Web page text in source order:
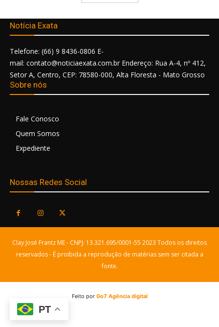
Notícia Exata
Telefone: (66) 9 8436-0806 E-
mail: contato@noticiaexata.com.br Endereço: Rua A-4, nº 412,
Setor A, Centro, CEP: 78580-000, Alta Floresta - Mato Grosso
Sobre nós
Fale Conosco
Quem Somos
Expediente
Nossas Redes Social
Clay José Frantz ME - CNPJ: 13.321.695/0001-55 2023 Todos os direitos
reservados - É proibida a reprodução de matérias sem ser citada a
fonte.
Feito porGo7 Agência digital
PT